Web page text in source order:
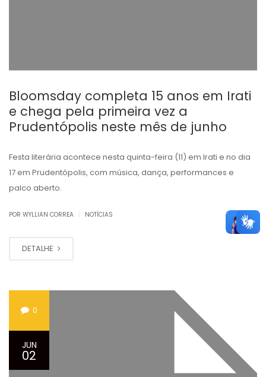
Bloomsday completa 15 anos em Irati
e chega pela primeira vez a
Prudentópolis neste mês de junho
Festa literária acontece nesta quinta-feira (11) em Irati e no dia
17 em Prudentópolis, com música, dança, performances e
palco aberto.
POR WYLLIAN CORREA NOTÍCIAS
DETALHE
0
JUN
02